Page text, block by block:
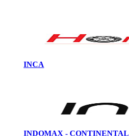
INCA
INDOMAX - CONTINENTAL